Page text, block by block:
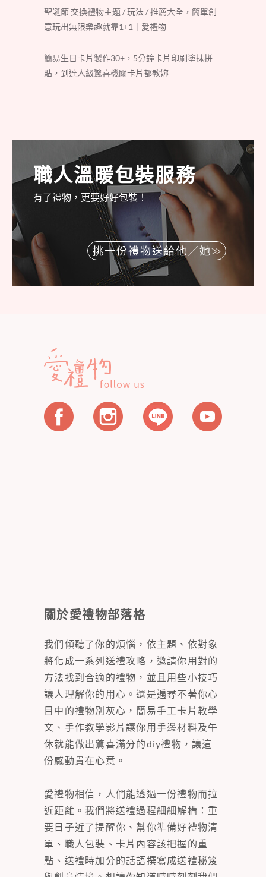
聖誕節 交換禮物主題 / 玩法 / 推薦大全，簡單創
意玩出無限樂趣就靠1+1｜愛禮物
簡易生日卡片製作30+，5分鐘卡片印刷塗抹拼
貼，到達人級驚喜機關卡片都教妳
職人溫暖包裝服務
有了禮物，更要好好包裝！
挑一份禮物送給他／她
關於愛禮物部落格
我們傾聽了你的煩惱，依主題、依對象
將化成一系列送禮攻略，邀請你用對的
方法找到合適的禮物，並且用些小技巧
讓人理解你的用心。還是遍尋不著你心
目中的禮物別灰心，簡易手工卡片教學
文、手作教學影片讓你用手邊材料及午
休就能做出驚喜滿分的diy禮物，讓這
份感動貴在心意。
愛禮物相信，人們能透過一份禮物而拉
近距離。我們將送禮過程細細解構：重
要日子近了提醒你、幫你準備好禮物清
單、職人包裝、卡片內容該把握的重
點、送禮時加分的話語撰寫成送禮秘笈